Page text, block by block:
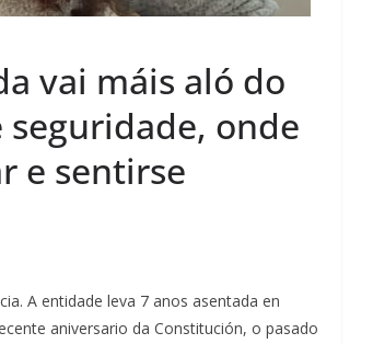
vai máis aló do
onde
e sentirse
A entidade leva 7 anos asentada en
aniversario da Constitución, o pasado